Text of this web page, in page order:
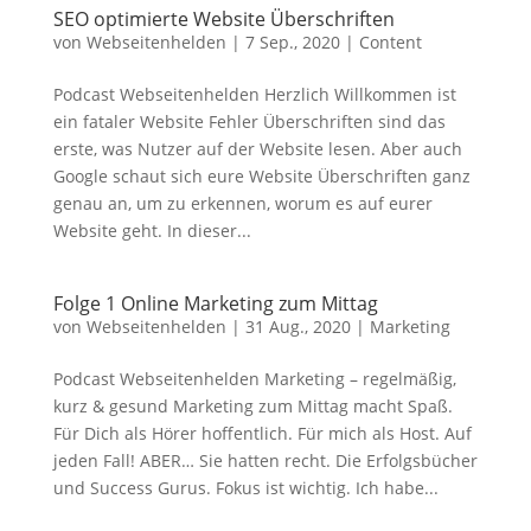
SEO optimierte Website Überschriften
von Webseitenhelden | 7 Sep., 2020| Content
Podcast Webseitenhelden Herzlich Willkommen ist
ein fataler Website Fehler Überschriften sind das
erste, was Nutzer auf der Website lesen. Aber auch
Google schaut sich eure Website Überschriften ganz
genau an, um zu erkennen, worum es auf eurer
Website geht. In dieser...
Folge 1 Online Marketing zum Mittag
von Webseitenhelden | 31 Aug., 2020| Marketing
Podcast Webseitenhelden Marketing – regelmäßig,
kurz & gesund Marketing zum Mittag macht Spaß.
Für Dich als Hörer hoffentlich. Für mich als Host. Auf
jeden Fall! ABER… Sie hatten recht. Die Erfolgsbücher
und Success Gurus. Fokus ist wichtig. Ich habe...